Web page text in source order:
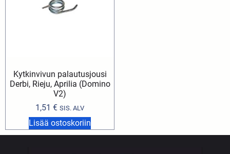
Kytkinvivun palautusjousi
Derbi, Rieju, Aprilia (Domino
V2)
1,51 € SIS. ALV
Lisää ostoskoriin